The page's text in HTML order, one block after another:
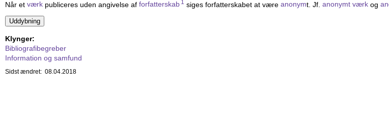
Når et værk publiceres uden angivelse af forfatterskab 1 siges forfatterskabet at væreanonymt. Jf.anonymt værk og
Klynger:
Bibliografibegreber
Information og samfund
Sidst ændret: 08.04.2018